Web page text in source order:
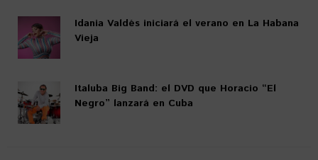
Idania Valdés iniciará el verano en La Habana
Vieja
Italuba Big Band: el DVD que Horacio “El
Negro” lanzará en Cuba